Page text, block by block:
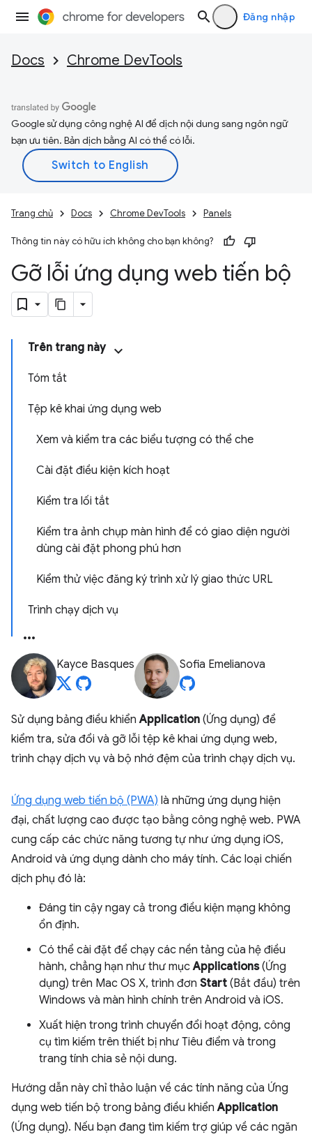
Đăng nhập
Docs Chrome DevTools
Google sử dụng công nghệ AI để dịch nội dung sang ngôn ngữ
bạn ưu tiên. Bản dịch bằng AI có thể có lỗi.
Trang chủ Docs Chrome DevTools Panels
Thông tin này có hữu ích không cho bạn không?
Gỡ lỗi ứng dụng web tiến bộ
Trên trang này
Tóm tắt
Tệp kê khai ứng dụng web
Xem và kiểm tra các biểu tượng có thể che
Cài đặt điều kiện kích hoạt
Kiểm tra lối tắt
Kiểm tra ảnh chụp màn hình để có giao diện người
dùng cài đặt phong phú hơn
Kiểm thử việc đăng ký trình xử lý giao thức URL
Trình chạy dịch vụ
Kayce Basques Sofia Emelianova
Sử dụng bảng điều khiểnApplication (Ứng dụng) để
kiểm tra, sửa đổi và gỡ lỗi tệp kê khai ứng dụng web,
trình chạy dịch vụ và bộ nhớ đệm của trình chạy dịch vụ.
Ứng dụng web tiến bộ (PWA) là những ứng dụng hiện
đại, chất lượng cao được tạo bằng công nghệ web. PWA
cung cấp các chức năng tương tự như ứng dụng iOS,
Android và ứng dụng dành cho máy tính. Các loại chiến
dịch phụ đó là:
Đáng tin cậy ngay cả trong điều kiện mạng không
ổn định.
Có thể cài đặt để chạy các nền tảng của hệ điều
hành, chẳng hạn như thư mụcApplications(Ứng
dụng) trên Mac OS X, trình đơn Start (Bắt đầu) trên
Windows và màn hình chính trên Android và iOS.
Xuất hiện trong trình chuyển đổi hoạt động, công
cụ tìm kiếm trên thiết bị như Tiêu điểm và trong
trang tính chia sẻ nội dung.
Hướng dẫn này chỉ thảo luận về các tính năng của Ứng
dụng web tiến bộ trong bảng điều khiểnApplication
(Ứng dụng). Nếu bạn đang tìm kiếm trợ giúp về các ngăn